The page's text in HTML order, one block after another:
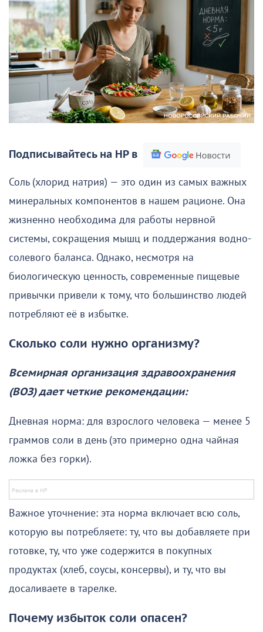
Подписывайтесь на НР в
Соль (хлорид натрия) — это один из самых важных
минеральных компонентов в нашем рационе. Она
жизненно необходима для работы нервной
системы, сокращения мышц и поддержания водно-
солевого баланса. Однако, несмотря на
биологическую ценность, современные пищевые
привычки привели к тому, что большинство людей
потребляют её в избытке.
Сколько соли нужно организму?
Всемирная организация здравоохранения
(ВОЗ) дает четкие рекомендации:
Дневная норма: для взрослого человека — менее 5
граммов соли в день (это примерно одна чайная
ложка без горки).
Важное уточнение: эта норма включает всю соль,
которую вы потребляете: ту, что вы добавляете при
готовке, ту, что уже содержится в покупных
продуктах (хлеб, соусы, консервы), и ту, что вы
досаливаете в тарелке.
Почему избыток соли опасен?